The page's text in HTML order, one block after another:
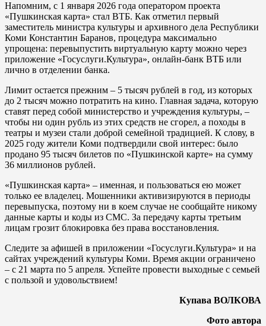
Напомним, с 1 января 2026 года оператором проекта
«Пушкинская карта» стал ВТБ. Как отметил первый
заместитель министра культуры и архивного дела Республики
Коми Константин Баранов, процедура максимально
упрощена: перевыпустить виртуальную карту можно через
приложение «Госуслуги.Культура», онлайн-банк ВТБ или
лично в отделении банка.
Лимит остается прежним – 5 тысяч рублей в год, из которых
до 2 тысяч можно потратить на кино. Главная задача, которую
ставят перед собой министерство и учреждения культуры, –
чтобы ни один рубль из этих средств не сгорел, а походы в
театры и музеи стали доброй семейной традицией. К слову, в
2025 году жители Коми подтвердили свой интерес: было
продано 95 тысяч билетов по «Пушкинской карте» на сумму
36 миллионов рублей.
«Пушкинская карта» – именная, и пользоваться ею может
только ее владелец. Мошенники активизируются в периоды
перевыпуска, поэтому ни в коем случае не сообщайте никому
данные карты и коды из СМС. За передачу карты третьим
лицам грозит блокировка без права восстановления.
Следите за афишей в приложении «Госуслуги.Культура» и на
сайтах учреждений культуры Коми. Время акции ограничено
– с 21 марта по 5 апреля. Успейте провести выходные с семьей
с пользой и удовольствием!
Купава ВОЛКОВА
Фото автора